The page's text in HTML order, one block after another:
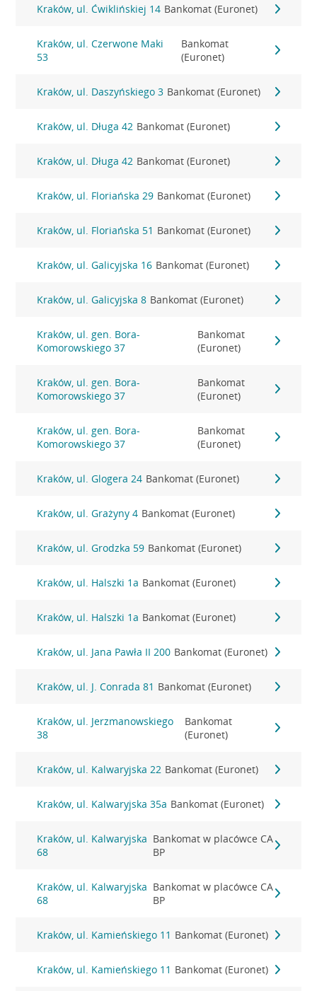
Kraków, ul. Ćwiklińskiej 14 Bankomat (Euronet)
Kraków, ul. Czerwone Maki
53
Bankomat
(Euronet)
Kraków, ul. Daszyńskiego 3 Bankomat (Euronet)
Kraków, ul. Długa 42 Bankomat (Euronet)
Kraków, ul. Długa 42 Bankomat (Euronet)
Kraków, ul. Floriańska 29 Bankomat (Euronet)
Kraków, ul. Floriańska 51 Bankomat (Euronet)
Kraków, ul. Galicyjska 16 Bankomat (Euronet)
Kraków, ul. Galicyjska 8 Bankomat (Euronet)
Kraków, ul. gen. Bora-
Komorowskiego 37
Bankomat
(Euronet)
Kraków, ul. gen. Bora-
Komorowskiego 37
Bankomat
(Euronet)
Kraków, ul. gen. Bora-
Komorowskiego 37
Bankomat
(Euronet)
Kraków, ul. Glogera 24 Bankomat (Euronet)
Kraków, ul. Grażyny 4 Bankomat (Euronet)
Kraków, ul. Grodzka 59 Bankomat (Euronet)
Kraków, ul. Halszki 1a Bankomat (Euronet)
Kraków, ul. Halszki 1a Bankomat (Euronet)
Kraków, ul. Jana Pawła II 200 Bankomat (Euronet)
Kraków, ul. J. Conrada 81 Bankomat (Euronet)
Kraków, ul. Jerzmanowskiego
38
Bankomat
(Euronet)
Kraków, ul. Kalwaryjska 22 Bankomat (Euronet)
Kraków, ul. Kalwaryjska 35a Bankomat (Euronet)
Kraków, ul. Kalwaryjska
68
Bankomat w placówce CA
BP
Kraków, ul. Kalwaryjska
68
Bankomat w placówce CA
BP
Kraków, ul. Kamieńskiego 11 Bankomat (Euronet)
Kraków, ul. Kamieńskiego 11 Bankomat (Euronet)